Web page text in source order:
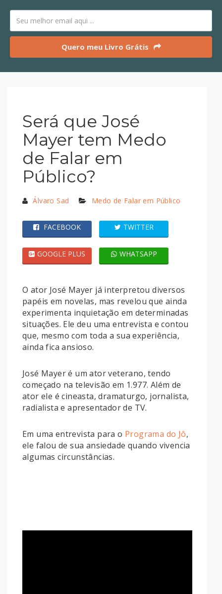
Quero meu Livro Grátis
Será que José
Mayer tem Medo
de Falar em
Público?
Álvaro Sad Medo de Falar em Público
FACEBOOK TWITTER
GOOGLE PLUS WHATSAPP
O ator José Mayer já interpretou diversos
papéis em novelas, mas revelou que ainda
experimenta inquietação em determinadas
situações. Ele deu uma entrevista e contou
que, mesmo com toda a sua experiência,
ainda fica ansioso.
José Mayer é um ator veterano, tendo
começado na televisão em 1.977. Além de
ator ele é cineasta, dramaturgo, jornalista,
radialista e apresentador de TV.
Em uma entrevista para o Programa do Jô,
ele falou de sua ansiedade quando vivencia
algumas circunstâncias.